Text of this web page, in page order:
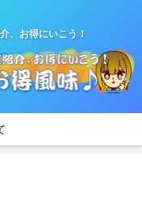
、お得にいこう！